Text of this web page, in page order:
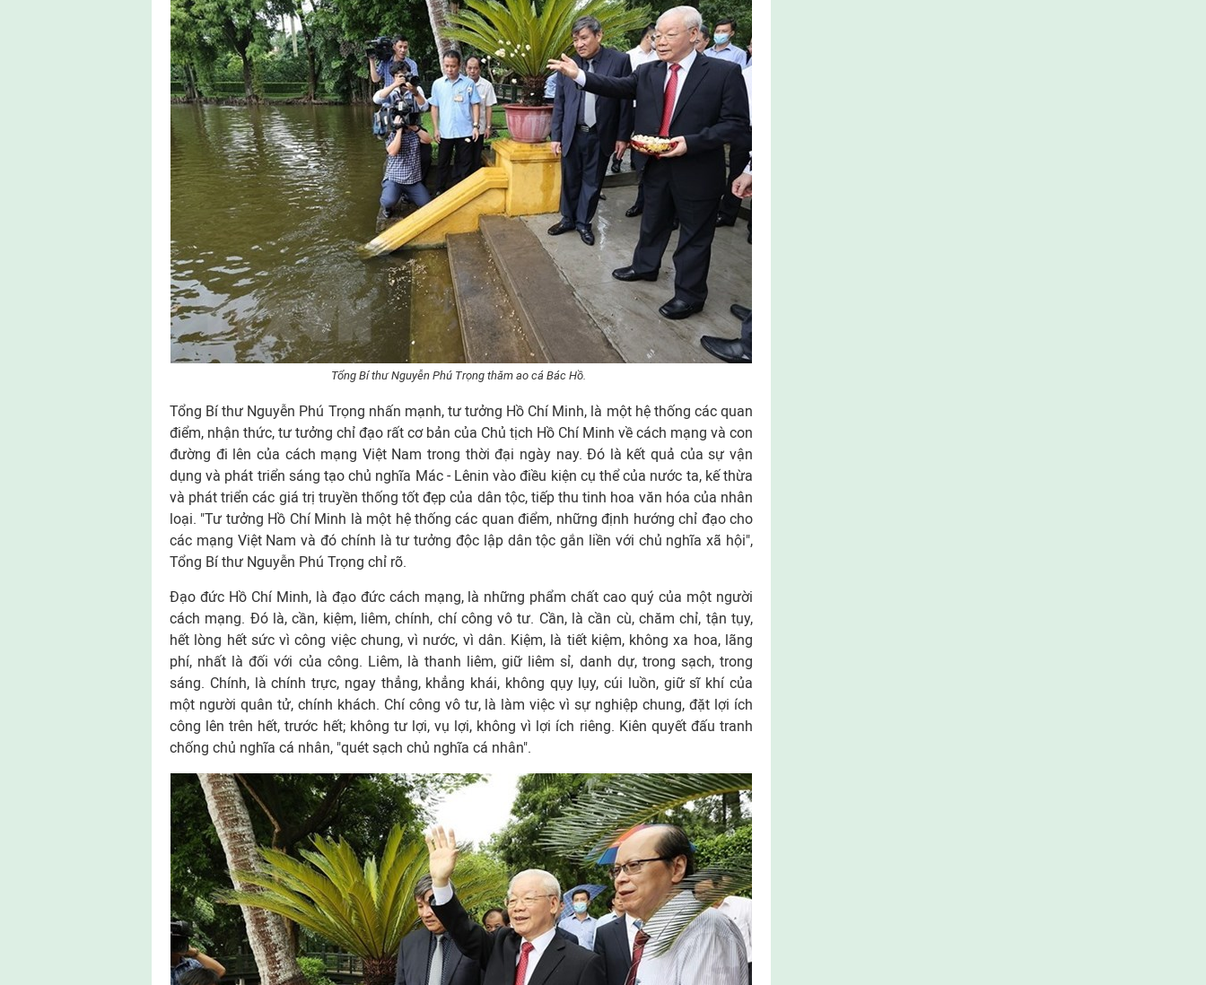
Tổng Bí thư Nguyễn Phú Trọng thăm ao cá Bác Hồ.
Tổng Bí thư Nguyễn Phú Trọng nhấn mạnh, tư tưởng Hồ Chí Minh, là một hệ thống các quan
điểm, nhận thức, tư tưởng chỉ đạo rất cơ bản của Chủ tịch Hồ Chí Minh về cách mạng và con
đường đi lên của cách mạng Việt Nam trong thời đại ngày nay. Đó là kết quả của sự vận
dụng và phát triển sáng tạo chủ nghĩa Mác - Lênin vào điều kiện cụ thể của nước ta, kế thừa
và phát triển các giá trị truyền thống tốt đẹp của dân tộc, tiếp thu tinh hoa văn hóa của nhân
loại. "Tư tưởng Hồ Chí Minh là một hệ thống các quan điểm, những định hướng chỉ đạo cho
các mạng Việt Nam và đó chính là tư tưởng độc lập dân tộc gắn liền với chủ nghĩa xã hội",
Tổng Bí thư Nguyễn Phú Trọng chỉ rõ.
Đạo đức Hồ Chí Minh, là đạo đức cách mạng, là những phẩm chất cao quý của một người
cách mạng. Đó là, cần, kiệm, liêm, chính, chí công vô tư. Cần, là cần cù, chăm chỉ, tận tụy,
hết lòng hết sức vì công việc chung, vì nước, vì dân. Kiệm, là tiết kiệm, không xa hoa, lãng
phí, nhất là đối với của công. Liêm, là thanh liêm, giữ liêm sỉ, danh dự, trong sạch, trong
sáng. Chính, là chính trực, ngay thẳng, khẳng khái, không qụy lụy, cúi luồn, giữ sĩ khí của
một người quân tử, chính khách. Chí công vô tư, là làm việc vì sự nghiệp chung, đặt lợi ích
công lên trên hết, trước hết; không tư lợi, vụ lợi, không vì lợi ích riêng. Kiên quyết đấu tranh
chống chủ nghĩa cá nhân, "quét sạch chủ nghĩa cá nhân".